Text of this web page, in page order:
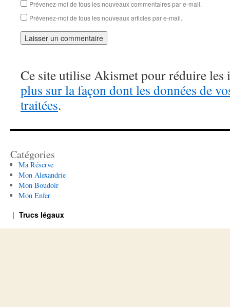
Prévenez-moi de tous les nouveaux commentaires par e-mail.
Prévenez-moi de tous les nouveaux articles par e-mail.
Ce site utilise Akismet pour réduire les
plus sur la façon dont les données de
traitées.
Catégories
Ma Réserve
Mon Alexandrie
Mon Boudoir
Mon Enfer
Trucs légaux